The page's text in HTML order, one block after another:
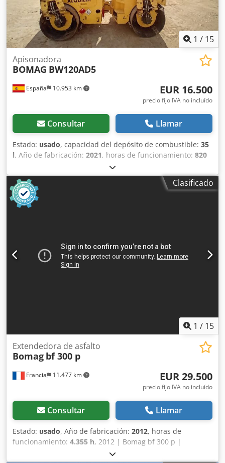
1 / 15
España 10.953 km
Apisonadora
BOMAG BW120AD5
EUR 16.500
precio fijo IVA no incluído
Consultar Llamar
Estado: usado, capacidad del depósito de combustible: 35
l, Año de fabricación: 2021, horas de funcionamiento: 820
, Peso en vacío: 2.700 kg Dimensiones (lxanxal): 253 x 127
x 257 cm Djdsy Iz A Ajpfx Ag Uewa Ubicación: Casarrubios
del monte (Toledo) El BOMAG BW120AD5 es ideal para
tareas de compactación ligera en obras urbanas o
mantenimiento de carreteras. Buena maniobrabilidad,
maquinaria de segunda mano. Tipología: Ligera Anchura
de tambor: 1.200 mm Diámetro de tambor: 700 mm
Capacidad de depósito: 35 l CE
Clasificado
1 / 15
Francia 11.477 km
Extendedora de asfalto
Bomag bf 300 p
EUR 29.500
precio fijo IVA no incluído
Consultar Llamar
Estado: usado, Año de fabricación: 2012, horas de
funcionamiento: 4.355 h, 2012 | Bomag bf 300 p |
Pavimentadora de asfalto usada | 4355 horas 📍Ubicación: